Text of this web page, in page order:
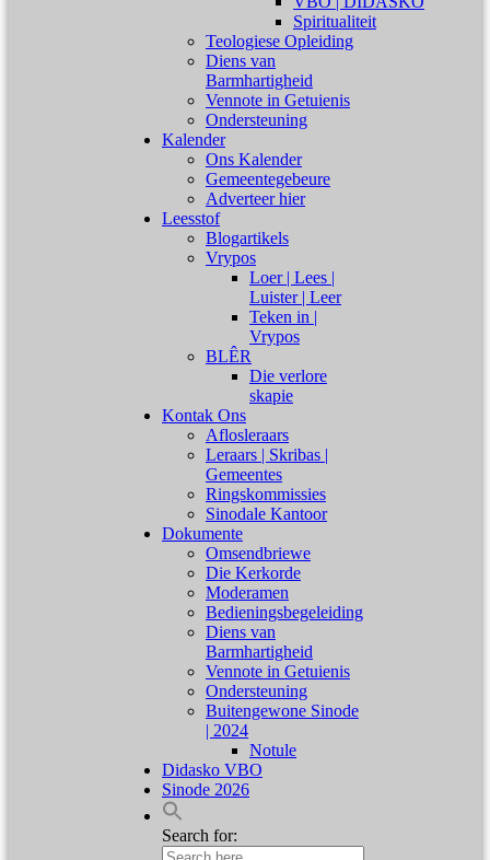
Spiritualiteit
Teologiese Opleiding
Diens van
Barmhartigheid
Vennote in Getuienis
Ondersteuning
Kalender
Ons Kalender
Gemeentegebeure
Adverteer hier
Leesstof
Blogartikels
Vrypos
Loer | Lees |
Luister | Leer
Teken in |
Vrypos
BLÊR
Die verlore
skapie
Kontak Ons
Aflosleraars
Leraars | Skribas |
Gemeentes
Ringskommissies
Sinodale Kantoor
Dokumente
Omsendbriewe
Die Kerkorde
Moderamen
Bedieningsbegeleiding
Diens van
Barmhartigheid
Vennote in Getuienis
Ondersteuning
Buitengewone Sinode
| 2024
Notule
Didasko VBO
Sinode 2026
Search for: